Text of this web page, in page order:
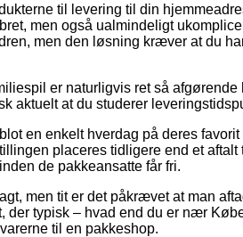
til levering til din
men også ualmindeligt
men den løsning kræver at du
er naturligvis ret så
aktuelt at du studerer
en enkelt hverdag på deres
placeres tidligere end et
de pakkeansatte får fri.
men tit er det påkrævet at man
der typisk – hvad end du er nær
til en pakkeshop.